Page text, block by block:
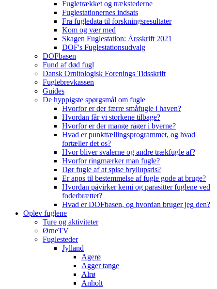
Fugletrækket og trækstederne
Fuglestationernes indsats
Fra fugledata til forskningsresultater
Kom og vær med
Skagen Fuglestation: Årsskrift 2021
DOF's Fuglestationsudvalg
DOFbasen
Fund af død fugl
Dansk Ornitologisk Forenings Tidsskrift
Fuglebrevkassen
Guides
De hyppigste spørgsmål om fugle
Hvorfor er der færre småfugle i haven?
Hvordan får vi storkene tilbage?
Hvorfor er der mange råger i byerne?
Hvad er punkttællingsprogrammet, og hvad
fortæller det os?
Hvor bliver svalerne og andre trækfugle af?
Hvorfor ringmærker man fugle?
Dør fugle af at spise bryllupsris?
Er apps til bestemmelse af fugle gode at bruge?
Hvordan påvirker kemi og parasitter fuglene ved
foderbrættet?
Hvad er DOFbasen, og hvordan bruger jeg den?
Oplev fuglene
Ture og aktiviteter
ØrneTV
Fuglesteder
Jylland
Agerø
Agger tange
Alrø
Anholt